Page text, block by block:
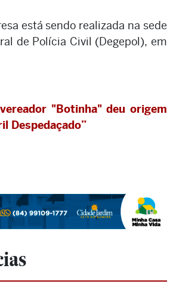
está sendo realizada na sede
de Polícia Civil (Degepol), em
"Botinha" deu origem
Despedaçado”